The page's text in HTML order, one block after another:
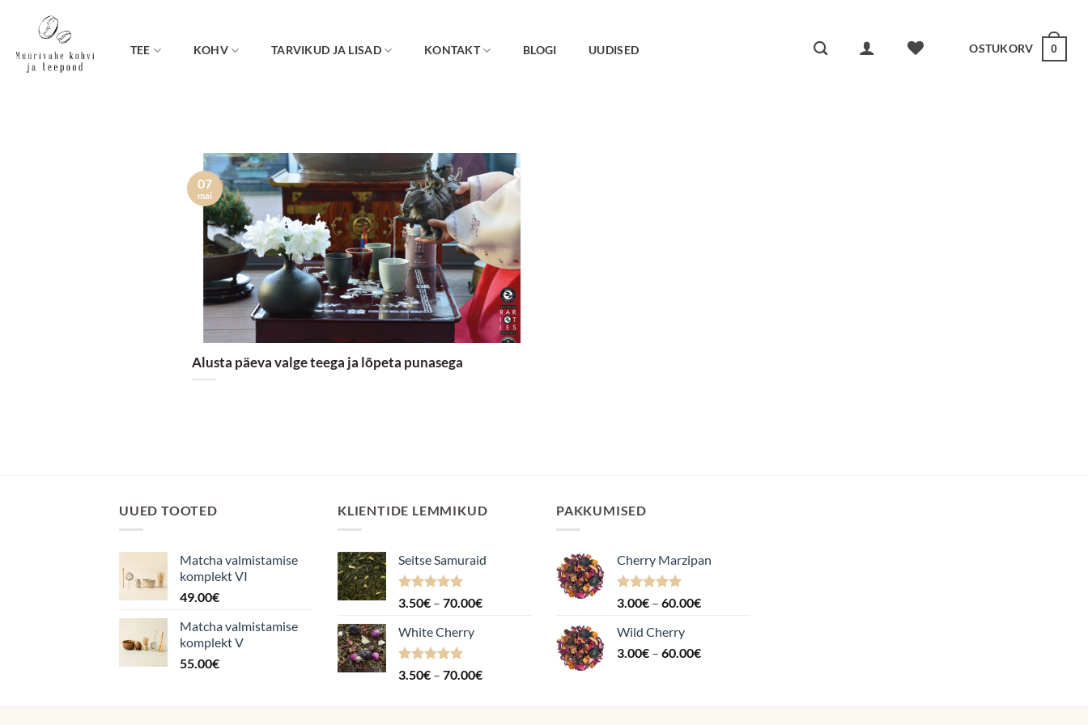
content
TEE KOHV TARVIKUD JA LISAD KONTAKT BLOGI UUDISED OSTUKORV 0
Alusta päeva valge teega ja lõpeta punasega
07
mai
UUED TOOTED
Matcha valmistamise
komplekt VI
49.00€
Matcha valmistamise
komplekt V
55.00€
KLIENTIDE LEMMIKUD
Seitse Samuraid
Hinnanguga
3.50€ – 70.00€Hinnavahemik:
White Cherry
Hinnanguga
3.50€ – 70.00€Hinnavahemik:
kuni
PAKKUMISED
Cherry Marzipan
Hinnanguga
3.00€ – 60.00€Hinnavahemik:
60.00€
Wild Cherry
3.00€ – 60.00€Hinnavahemik:
60.00€